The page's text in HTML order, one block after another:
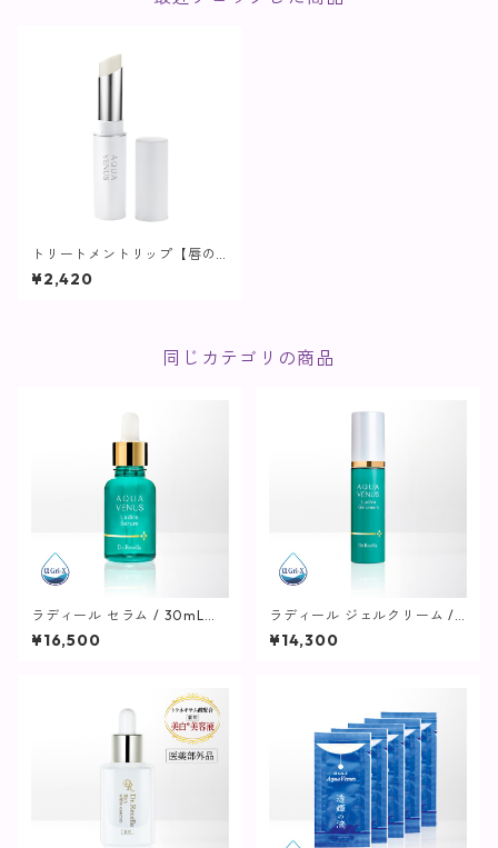
トリートメントリップ【唇の
美容液】
¥2,420
同じカテゴリの商品
ラディール セラム / 30mL
【美容液】
¥16,500
ラディール ジェルクリーム / 5
0g【美容クリーム】
¥14,300